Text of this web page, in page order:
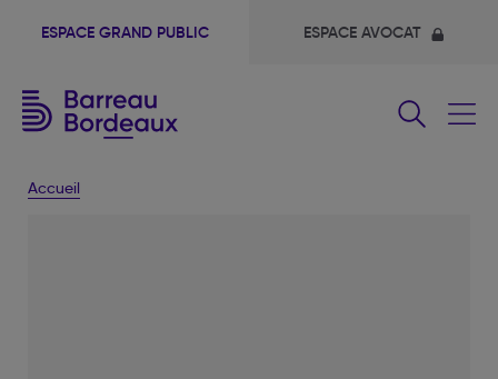
ESPACE GRAND PUBLIC ESPACE AVOCAT
Accueil